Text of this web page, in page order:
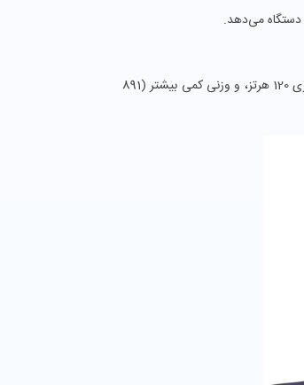
: تغییر اساسی در طراحی، حاشیه‌های باریک، صفحه نمایش بزرگ‌تر با نرخ تازه‌سازی 120 هرتز، و وزنی کمی بیشتر (891